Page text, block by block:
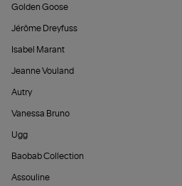
Golden Goose
Jérôme Dreyfuss
Isabel Marant
Jeanne Vouland
Autry
Vanessa Bruno
Ugg
Baobab Collection
Assouline